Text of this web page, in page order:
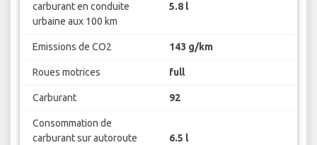
carburant en conduite
urbaine aux 100 km
5.8 l
Emissions de CO2 143 g/km
Roues motrices full
Carburant 92
Consommation de
carburant sur autoroute
6.5 l